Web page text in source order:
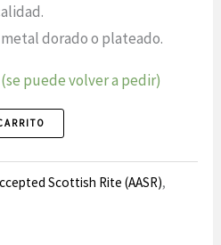
dorado o plateado.
puede volver a pedir)
Scottish Rite (AASR),